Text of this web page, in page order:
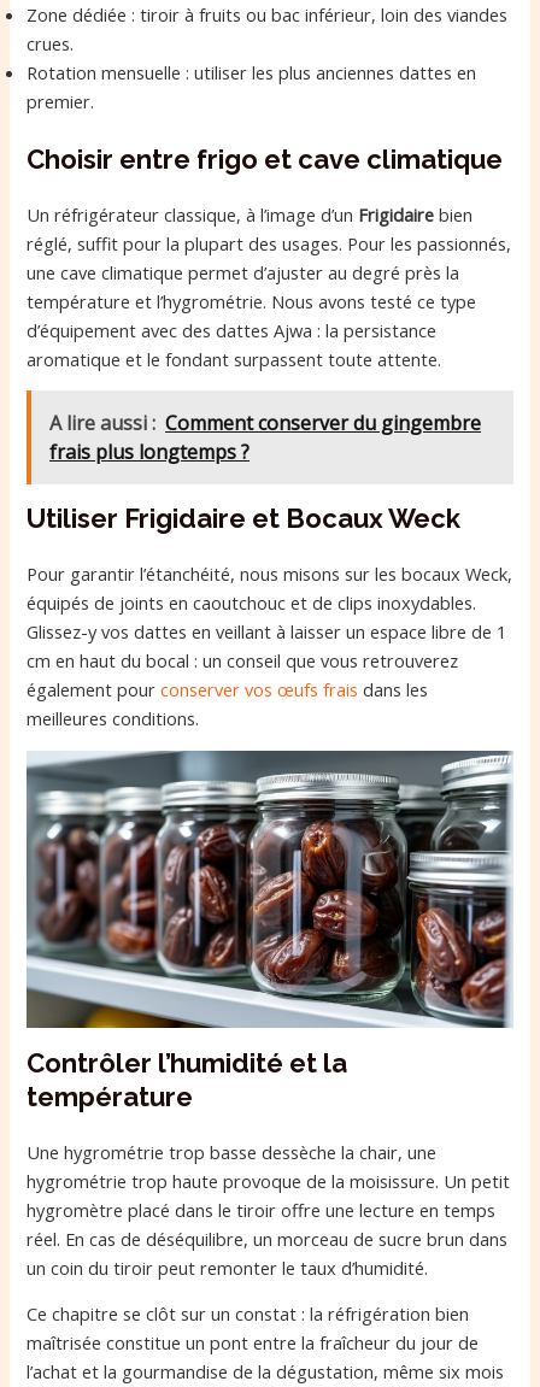
Zone dédiée : tiroir à fruits ou bac inférieur, loin des viandes
crues.
Rotation mensuelle : utiliser les plus anciennes dattes en
premier.
Choisir entre frigo et cave climatique
Un réfrigérateur classique, à l’image d’un Frigidaire bien
réglé, suffit pour la plupart des usages. Pour les passionnés,
une cave climatique permet d’ajuster au degré près la
température et l’hygrométrie. Nous avons testé ce type
d’équipement avec des dattes Ajwa : la persistance
aromatique et le fondant surpassent toute attente.
A lire aussi : Comment conserver du gingembre
frais plus longtemps ?
Utiliser Frigidaire et Bocaux Weck
Pour garantir l’étanchéité, nous misons sur les bocaux Weck,
équipés de joints en caoutchouc et de clips inoxydables.
Glissez-y vos dattes en veillant à laisser un espace libre de 1
cm en haut du bocal : un conseil que vous retrouverez
également pourconserver vos œufs frais dans les
meilleures conditions.
Contrôler l’humidité et la
température
Une hygrométrie trop basse dessèche la chair, une
hygrométrie trop haute provoque de la moisissure. Un petit
hygromètre placé dans le tiroir offre une lecture en temps
réel. En cas de déséquilibre, un morceau de sucre brun dans
un coin du tiroir peut remonter le taux d’humidité.
Ce chapitre se clôt sur un constat : la réfrigération bien
maîtrisée constitue un pont entre la fraîcheur du jour de
l’achat et la gourmandise de la dégustation, même six mois